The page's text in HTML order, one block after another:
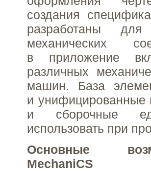
создания
разработаны для
механических
в приложение
различных
машин. База
и унифицированные
и сборочные
использовать при
Основные
MechaniCS